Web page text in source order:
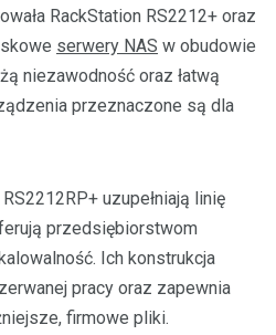
RackStation RS2212+ oraz
serwery NAS w obudowie
niezawodność oraz łatwą
przeznaczone są dla
uzupełniają linię
przedsiębiorstwom
Ich konstrukcja
pracy oraz zapewnia
firmowe pliki.